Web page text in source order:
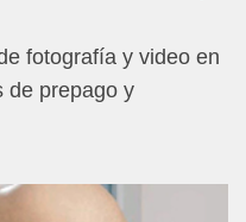
fotografía y video en
de prepago y